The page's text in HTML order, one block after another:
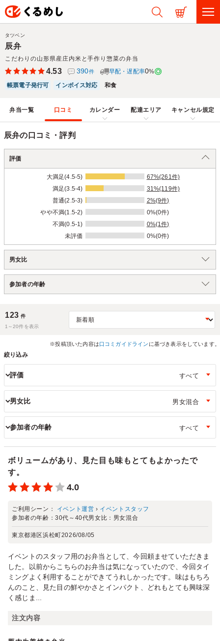
辰弁
こだわりの山形県産庄内米と手作り惣菜の弁当
タツベン
4.53 390件 早配・遅配率0%
帳票電子発行可
インボイス対応 和食
弁当一覧 口コミ カレンダー 配達エリア キャンセル規定
辰弁の口コミ・評判
評価
大満足(4.5-5)
67%(261件)
満足(3.5-4)
31%(119件)
普通(2.5-3)
2%(9件)
やや不満(1.5-2)
0%(0件)
不満(0.5-1)
0%(1件)
未評価
0%(0件)
男女比
参加者の年齢
123 件
1～20件を表示
※投稿頂いた内容は口コミガイドライン に基づき表示をしています。
絞り込み
評価
男女比
参加者の年齢
ボリュームがあり、見た目も味もとてもよかったで
す。
4.0
ご利用シーン： イベント運営 › イベントスタッフ
参加者の年齢：30代～40代男女比： 男女混合
東京都港区浜松町2026/08/05
イベントのスタッフ用のお弁当として、今回頼ませていただきま
した。以前からこちらのお弁当は気になっていたので、今回タイ
ミングよく利用することができてうれしかったです。味はもちろ
んのこと、見た目の鮮やかさとインパクト、どれもとても興味深
く感じま...
注文内容